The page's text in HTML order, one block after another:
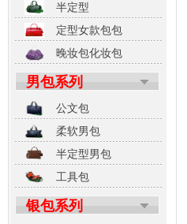
半定型
定型女款包包
晚妆包化妆包
男包系列
公文包
柔软男包
半定型男包
工具包
银包系列